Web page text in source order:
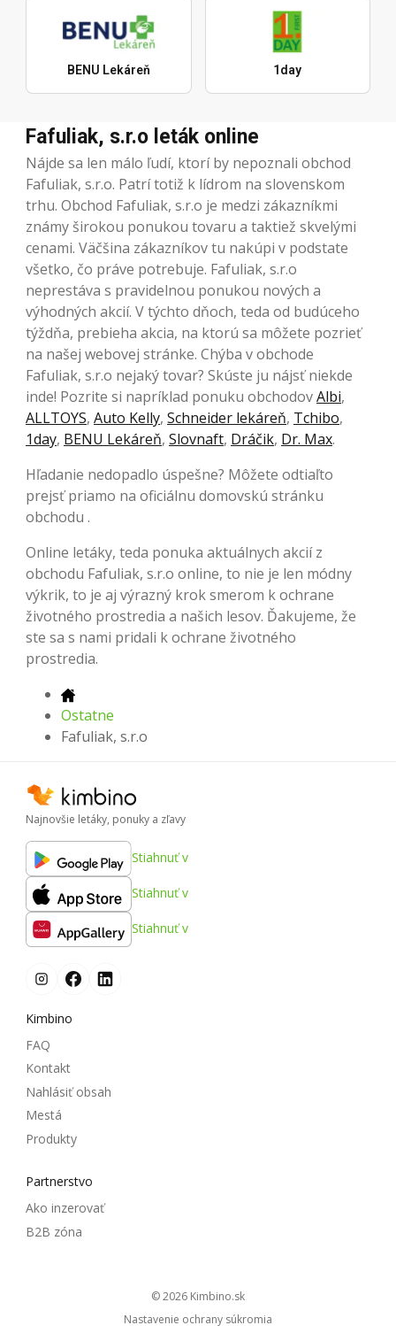
BENU Lekáreň 1day
Fafuliak, s.r.o leták online
Nájde sa len málo ľudí, ktorí by nepoznali obchod
Fafuliak, s.r.o. Patrí totiž k lídrom na slovenskom
trhu. Obchod Fafuliak, s.r.o je medzi zákazníkmi
známy širokou ponukou tovaru a taktiež skvelými
cenami. Väčšina zákazníkov tu nakúpi v podstate
všetko, čo práve potrebuje. Fafuliak, s.r.o
neprestáva s pravidelnou ponukou nových a
výhodných akcií. V týchto dňoch, teda od budúceho
týždňa, prebieha akcia, na ktorú sa môžete pozrieť
na našej webovej stránke. Chýba v obchode
Fafuliak, s.r.o nejaký tovar? Skúste ju nájsť niekde
inde! Pozrite si napríklad ponuku obchodovAlbi,
ALLTOYS, Auto Kelly, Schneider lekáreň, Tchibo,
1day, BENU Lekáreň, Slovnaft, Dráčik, Dr. Max.
Hľadanie nedopadlo úspešne? Môžete odtiaľto
prejsť priamo na oficiálnu domovskú stránku
obchodu .
Online letáky, teda ponuka aktuálnych akcií z
obchodu Fafuliak, s.r.o online, to nie je len módny
výkrik, to je aj výrazný krok smerom k ochrane
životného prostredia a našich lesov. Ďakujeme, že
ste sa s nami pridali k ochrane životného
prostredia.
Ostatne
Fafuliak, s.r.o
Najnovšie letáky, ponuky a zľavy
Stiahnuť v
Stiahnuť v
Stiahnuť v
Kimbino
FAQ
Kontakt
Nahlásiť obsah
Mestá
Produkty
Partnerstvo
Ako inzerovať
B2B zóna
© 2026
kimbino.sk
Nastavenie ochrany súkromia